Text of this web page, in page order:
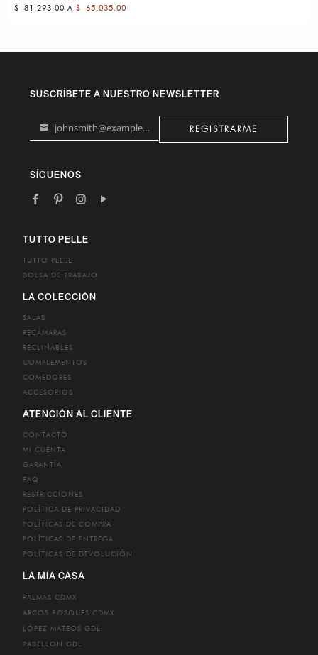
$81,293.00 A $ 65,035.00
SUSCRÍBETE A NUESTRO NEWSLETTER
Your
johnsmith@example.com REGISTRARME
SÍGUENOS
TUTTO PELLE
TUTTO PELLE
BOLSA DE TRABAJO
LA COLECCIÓN
SALAS
RECÁMARAS
RECLINABLES
COMPLEMENTOS
COMEDORES
ACCESORIOS
ATENCIÓN AL CLIENTE
CONTACTO
MI CUENTA
GARANTÍA
FAQ
RESTRICCIONES
POLÍTICA DE PRIVACIDAD
POLÍTICAS DE COMPRA
POLÍTICAS DE ENTREGA
POLÍTICAS DE DEVOLUCIÓN
LA MIA CASA
PALMAS CDMX
ARCOS BOSQUES CDMX
LÓPEZ MATEOS GDL
PABELLON GDL